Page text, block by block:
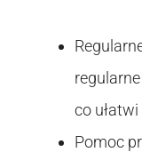
co
Pomoc